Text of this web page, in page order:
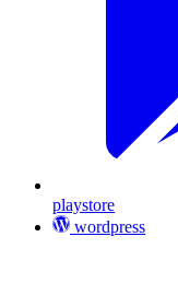
playstore
wordpress